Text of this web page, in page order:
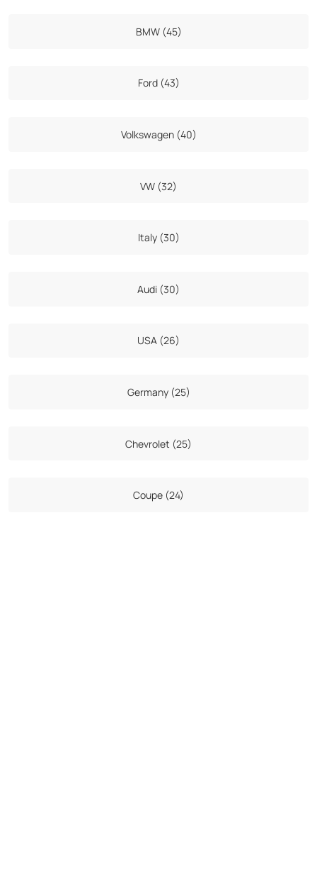
BMW (45)
Ford (43)
Volkswagen (40)
VW (32)
Italy (30)
Audi (30)
USA (26)
Germany (25)
Chevrolet (25)
Coupe (24)